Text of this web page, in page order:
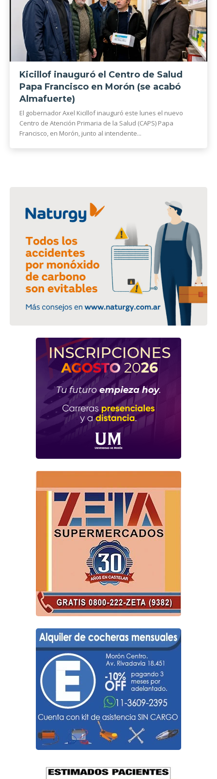
Kicillof inauguró el Centro de Salud
Papa Francisco en Morón (se acabó
Almafuerte)
El gobernador Axel Kicillof inauguró este lunes el nuevo
Centro de Atención Primaria de la Salud (CAPS) Papa
Francisco, en Morón, junto al intendente...